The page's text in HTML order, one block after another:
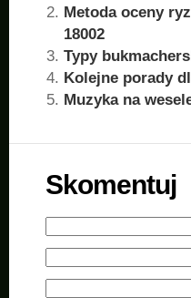
Metoda oceny
18002
Typy
Kolejne porady
Muzyka na
Skomentuj